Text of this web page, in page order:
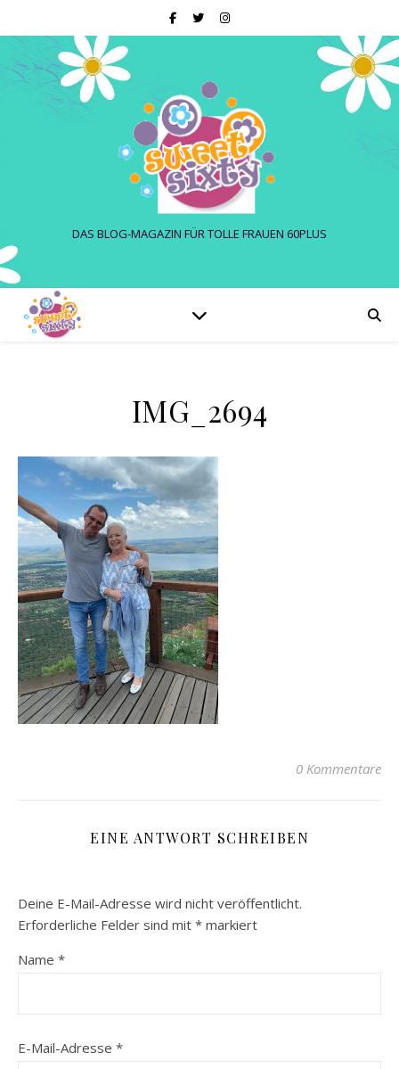
DAS BLOG-MAGAZIN FÜR TOLLE FRAUEN 60PLUS
IMG_2694
0 Kommentare
EINE ANTWORT SCHREIBEN
Deine E-Mail-Adresse wird nicht veröffentlicht.
Erforderliche Felder sind mit * markiert
Name *
E-Mail-Adresse *